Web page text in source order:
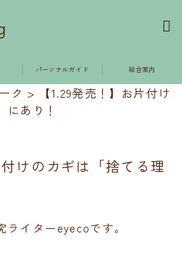
パーソナルガイド 総合案内
ク >
【1.29発売！】お片付け
にあり！
付けのカギは「捨てる理
イターeyecoです。